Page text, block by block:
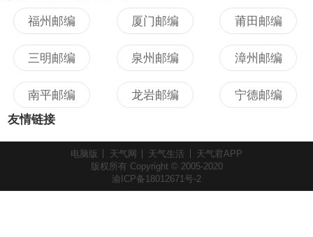
福州邮编 厦门邮编 莆田邮编
三明邮编 泉州邮编 漳州邮编
南平邮编 龙岩邮编
宁德邮编
友情链接
电脑版 天气网 天气生活
天气君APP
版权所有 Copyright © 2005-2020
渝ICP备18012671号-2